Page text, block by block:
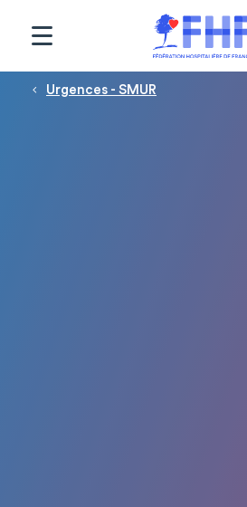
Fil d'Ariane
Urgences - SMUR
Panneau de gestion des cookies